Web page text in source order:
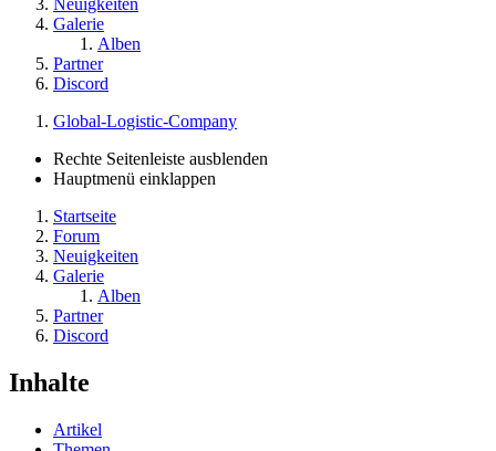
Galerie
Alben
Partner
Discord
Global-Logistic-Company
Rechte Seitenleiste ausblenden
Hauptmenü einklappen
Startseite
Forum
Neuigkeiten
Galerie
Alben
Partner
Discord
Inhalte
Artikel